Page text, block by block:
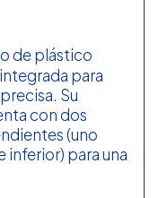
de plástico
para
Su
con dos
(uno
inferior) para una